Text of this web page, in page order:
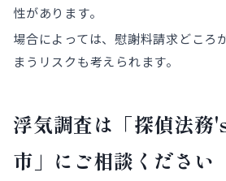
性があります。
場合によっては、慰謝料請求どころ
まうリスクも考えられます。
浮気調査は「探偵法務
市」にご相談ください